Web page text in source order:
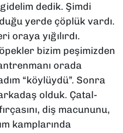
dedik. Şimdi
yerde çöplük vardı.
oraya yığılırdı.
bizim peşimizden
orada
“köylüydü”. Sonra
olduk. Çatal-
diş macununu,
kamplarında